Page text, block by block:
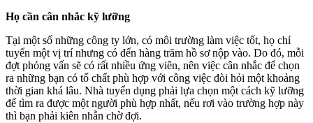
Họ cần cân nhắc kỹ lưỡng
Tại một số những công ty lớn, có môi trường làm việc tốt, họ chỉ
tuyển một vị trí nhưng có đến hàng trăm hồ sơ nộp vào. Do đó, mỗi
đợt phỏng vấn sẽ có rất nhiều ứng viên, nên việc cân nhắc để chọn
ra những bạn có tố chất phù hợp với công việc đòi hỏi một khoảng
thời gian khá lâu. Nhà tuyển dụng phải lựa chọn một cách kỹ lưỡng
để tìm ra được một người phù hợp nhất, nếu rơi vào trường hợp này
thì bạn phải kiên nhẫn chờ đợi.